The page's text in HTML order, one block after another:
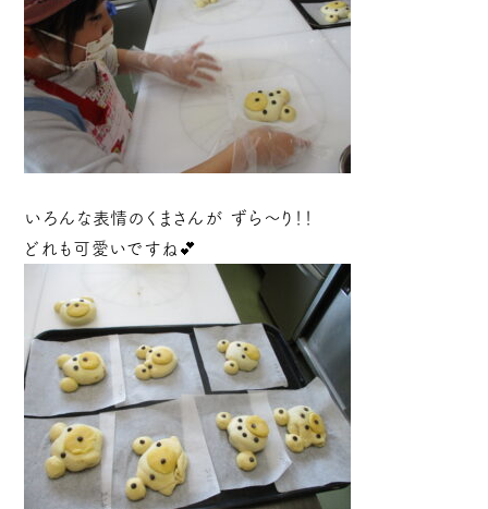
いろんな表情のくまさんが ずら～り！！
どれも可愛いですね💕